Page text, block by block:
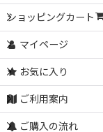
ショッピングカート
マイページ
お気に入り
ご利用案内
ご購入の流れ